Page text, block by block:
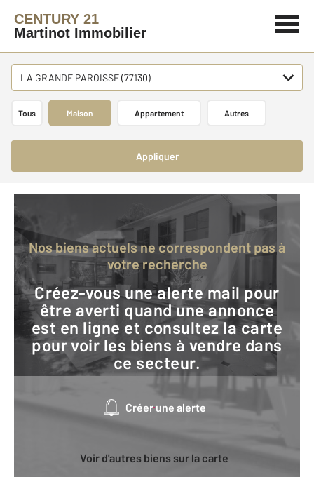
CENTURY 21
Martinot Immobilier
LA GRANDE PAROISSE (77130)
Tous Maison Appartement Autres
Appliquer
Nos biens actuels ne correspondent pas à
votre recherche
Créez-vous une alerte mail pour
être averti quand une annonce
est en ligne et consultez la carte
pour voir les biens à vendre dans
ce secteur.
Créer une alerte
Voir d'autres biens sur la carte